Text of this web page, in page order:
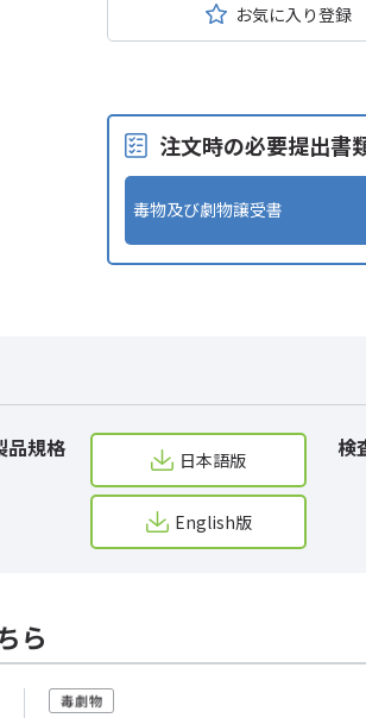
お気に入り登録
注文時の必要提出書
毒物及び劇物譲受書
品規格 日本語版
English版
検
ら